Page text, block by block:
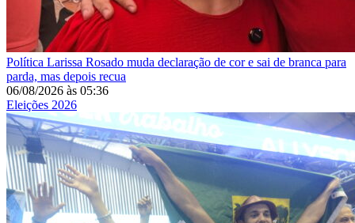
Política Larissa Rosado muda declaração de cor e sai de branca para
parda, mas depois recua
06/08/2026 às 05:36
Eleições 2026